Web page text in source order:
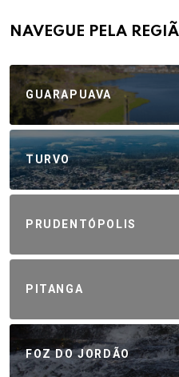
NAVEGUE PELA
GUARAPUAVA
TURVO
PRUDENTÓPOLIS
PITANGA
FOZ DO JORDÃO